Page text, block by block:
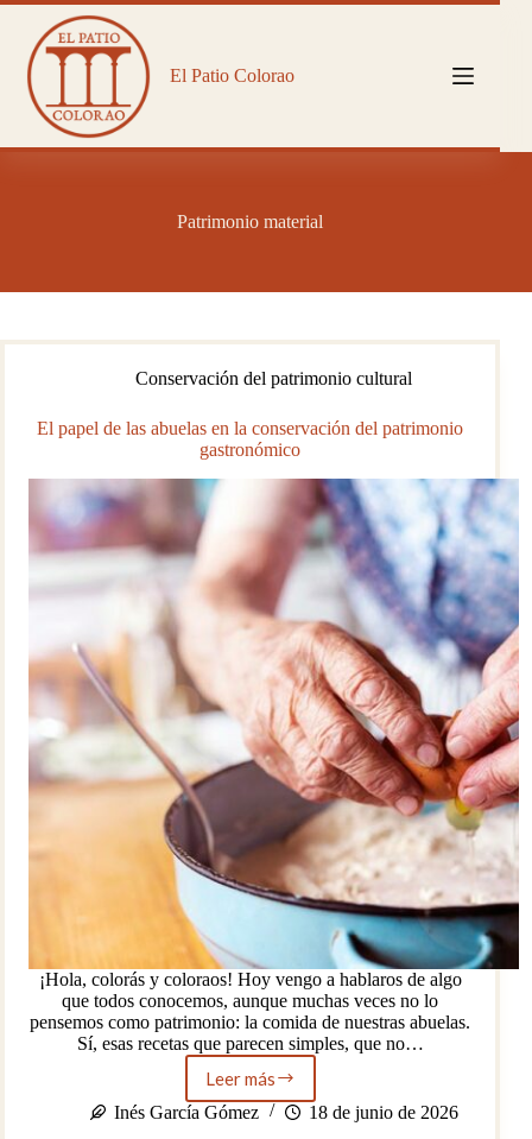
Saltar
contenido
El Patio Colorao
Patrimonio material
Conservación del patrimonio cultural
El papel de las abuelas en la conservación del patrimonio
gastronómico
¡Hola, colorás y coloraos! Hoy vengo a hablaros de algo
que todos conocemos, aunque muchas veces no lo
pensemos como patrimonio: la comida de nuestras abuelas.
Sí, esas recetas que parecen simples, que no…
Leer más
El
papel
Inés García Gómez 18 de junio de 2026